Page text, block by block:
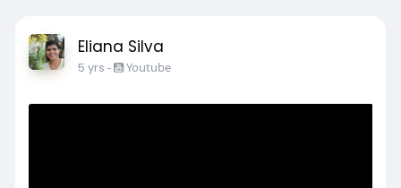
Eliana Silva
5 yrs - Youtube